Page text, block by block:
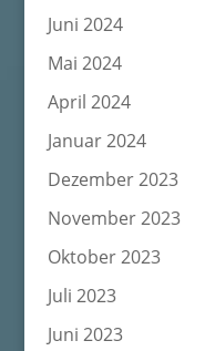
Juni 2024
Mai 2024
April 2024
Januar 2024
Dezember 2023
November 2023
Oktober 2023
Juli 2023
Juni 2023